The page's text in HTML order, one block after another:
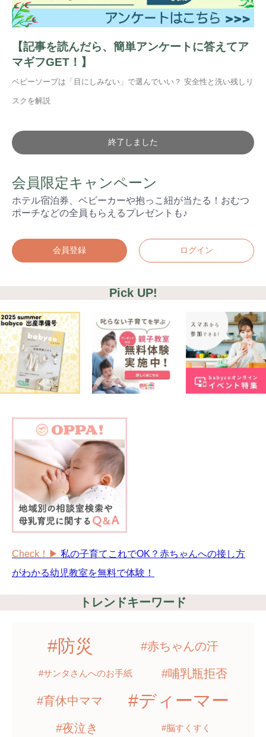
【記事を読んだら、簡単アンケートに答えてア
マギフGET！】
ベビーソープは「目にしみない」で選んでいい？ 安全性と洗い残しリ
スクを解説
終了しました
会員限定キャンペーン
ホテル宿泊券、ベビーカーや抱っこ紐が当たる！おむつ
ポーチなどの全員もらえるプレゼントも♪
会員登録 ログイン
Pick UP!
Check！▶︎ 私の子育てこれでOK？赤ちゃんへの接し方
がわかる幼児教室を無料で体験！
トレンドキーワード
#防災 #赤ちゃんの汗
#サンタさんへのお手紙 #哺乳瓶拒否
#育休中ママ #ディーマー
#夜泣き #脳すくすく
#プレゼント #教育
#母乳
#離乳食
キャンペーン